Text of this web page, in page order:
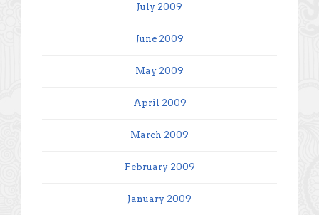
July 2009
June 2009
May 2009
April 2009
March 2009
February 2009
January 2009